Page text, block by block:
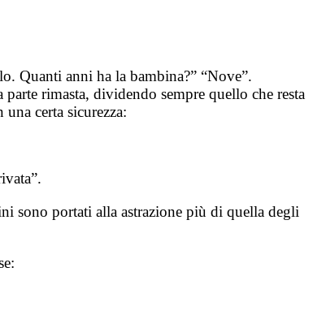
Quanti anni ha la bambina?” “Nove”.
rimasta, dividendo sempre quello che resta
certa sicurezza:
sono portati alla astrazione più di quella degli